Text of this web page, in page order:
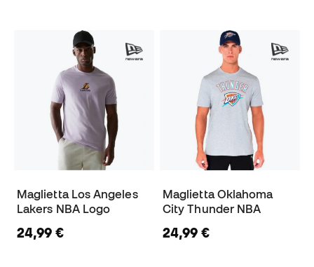
Maglietta Los Angeles
Lakers NBA Logo
24,99 €
Maglietta Oklahoma
City Thunder NBA
24,99 €